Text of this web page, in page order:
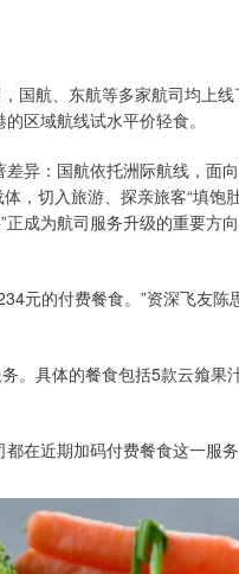
国航、东航等多家航司均上
区域航线试水平价轻食。
异：国航依托洲际航线，面
切入旅游、探亲旅客“填饱
成为航司服务升级的重要方
元的付费餐食。”资深飞友陈
。具体的餐食包括5款云飨果
在近期加码付费餐食这一服务